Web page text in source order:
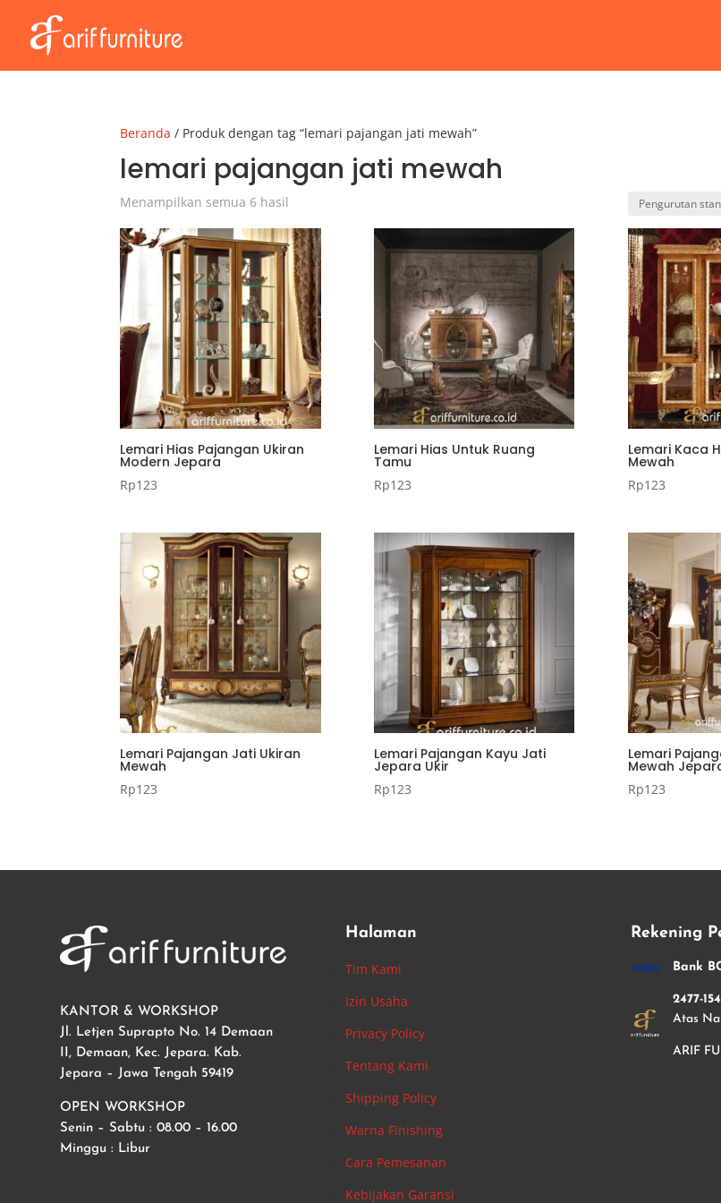
Beranda / Produk dengan tag “lemari pajangan jati mewah”
lemari pajangan jati mewah
Menampilkan semua 6 hasil
Lemari Hias Pajangan Ukiran
Modern Jepara
Rp123
Lemari Hias Untuk Ruang
Tamu
Rp123
Lemari Kaca
Mewah
Rp123
Lemari Pajangan Jati Ukiran
Mewah
Rp123
Lemari Pajangan Kayu Jati
Jepara Ukir
Rp123
Lemari
Mewah
Rp123
KANTOR & WORKSHOP
Jl. Letjen Suprapto No. 14 Demaan
II, Demaan, Kec. Jepara. Kab.
Jepara – Jawa Tengah 59419
OPEN WORKSHOP
Senin – Sabtu : 08.00 – 16.00
Minggu : Libur
Halaman
Tim Kami
Izin Usaha
Privacy Policy
Tentang Kami
Shipping Policy
Warna Finishing
Cara Pemesanan
Kebijakan Garansi
Rekening
Bank
2477-
Atas
ARIF